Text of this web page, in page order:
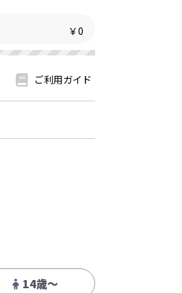
￥0
ご利用ガイド
14歳〜